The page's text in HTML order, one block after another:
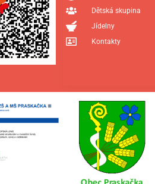
Dětská skupina
Jídelny
Kontakty